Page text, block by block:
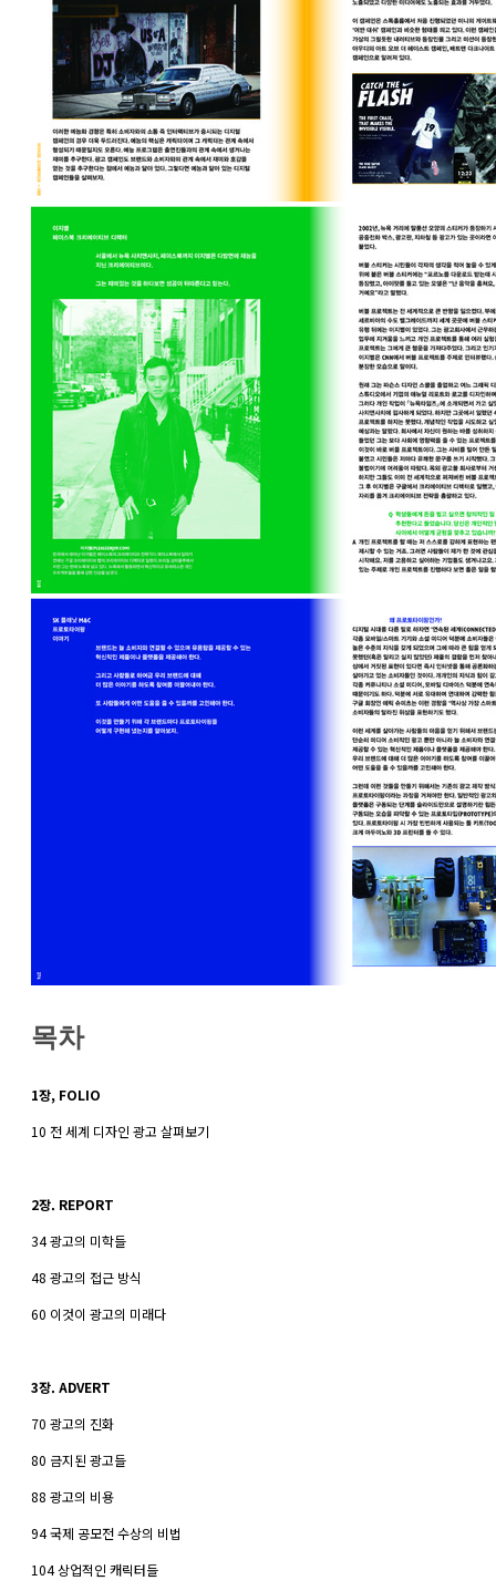
목차
1장, FOLIO
10 전 세계 디자인 광고 살펴보기
2장. REPORT
34 광고의 미학들
48 광고의 접근 방식
60 이것이 광고의 미래다
3장. ADVERT
70 광고의 진화
80 금지된 광고들
88 광고의 비용
94 국제 공모전 수상의 비법
104 상업적인 캐릭터들